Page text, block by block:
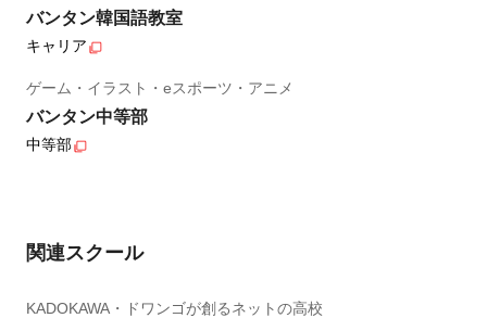
バンタン韓国語教室
キャリア
ゲーム・イラスト・eスポーツ・アニメ
バンタン中等部
中等部
関連スクール
KADOKAWA・ドワンゴが創るネットの高校